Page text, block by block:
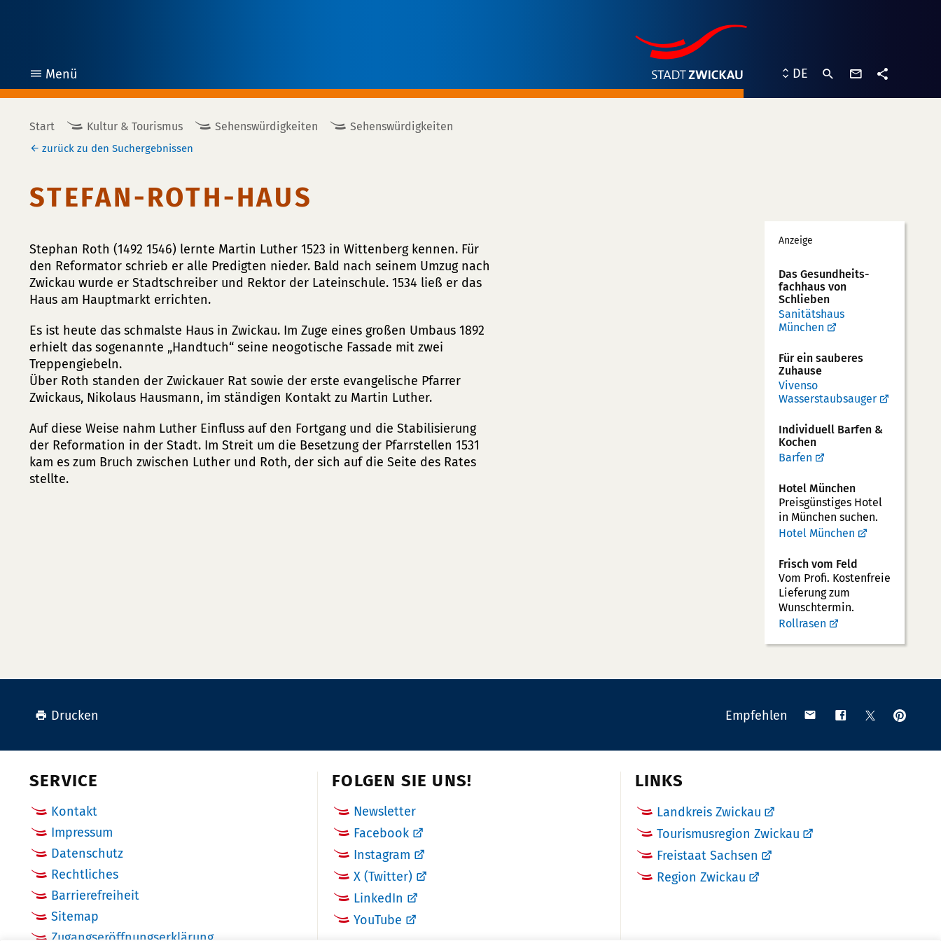
Menü
öffnen
DE
Start Kultur & Tourismus Sehenswürdigkeiten Sehenswürdigkeiten
zurück zu den Suchergebnissen
STEFAN-ROTH-HAUS
Stephan Roth (1492 1546) lernte Martin Luther 1523 in Wittenberg kennen. Für
den Reformator schrieb er alle Predigten nieder. Bald nach seinem Umzug nach
Zwickau wurde er Stadtschreiber und Rektor der Lateinschule. 1534 ließ er das
Haus am Hauptmarkt errichten.
Es ist heute das schmalste Haus in Zwickau. Im Zuge eines großen Umbaus 1892
erhielt das sogenannte „Handtuch“ seine neogotische Fassade mit zwei
Treppengiebeln.
Über Roth standen der Zwickauer Rat sowie der erste evangelische Pfarrer
Zwickaus, Nikolaus Hausmann, im ständigen Kontakt zu Martin Luther.
Auf diese Weise nahm Luther Einfluss auf den Fortgang und die Stabilisierung
der Reformation in der Stadt. Im Streit um die Besetzung der Pfarrstellen 1531
kam es zum Bruch zwischen Luther und Roth, der sich auf die Seite des Rates
stellte.
Werbung
Anzeige
Das Gesundheits­
fachhaus von
Schlieben
Sanitätshaus
München
Für ein sauberes
Zuhause
Vivenso
Wasserstaubsauger
Individuell Barfen &
Kochen
Barfen
Hotel München
Preisgünstiges Hotel
in München suchen.
Hotel München
Frisch vom Feld
Vom Profi. Kostenfreie
Lieferung zum
Wunschtermin.
Rollrasen
Drucken Empfehlen
Teilen Teilen Teilen
SERVICE
Kontakt
Impressum
Datenschutz
Rechtliches
Barrierefreiheit
Sitemap
Zugangseröffnungserklärung
FOLGEN SIE UNS!
Newsletter
Facebook
Instagram
X (Twitter)
LinkedIn
YouTube
LINKS
Landkreis Zwickau
Tourismusregion Zwickau
Freistaat Sachsen
Region Zwickau